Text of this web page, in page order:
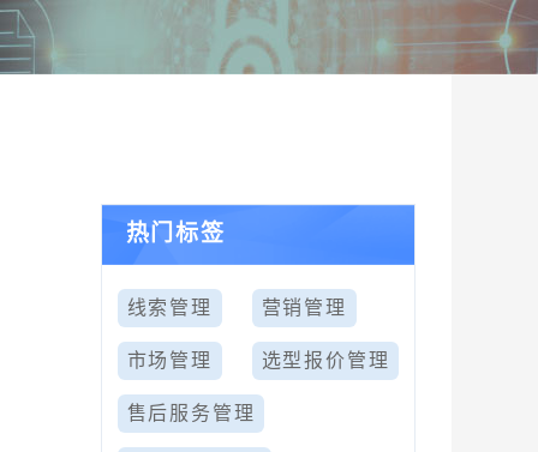
热门标签
线索管理 营销管理
市场管理 选型报价管理
售后服务管理